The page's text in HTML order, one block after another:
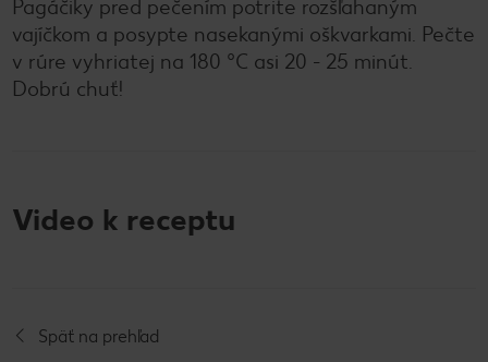
Pagáčiky pred pečením potrite rozšľahaným
vajíčkom a posypte nasekanými oškvarkami. Pečte
v rúre vyhriatej na 180 °C asi 20 - 25 minút.
Dobrú chuť!
Video k receptu
Späť na prehľad